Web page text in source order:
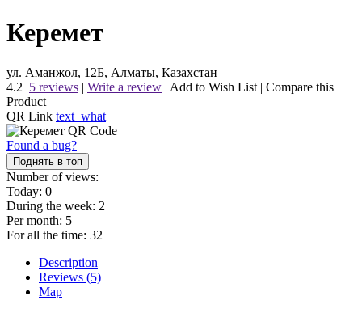
Керемет
ул. Аманжол, 12Б, Алматы, Казахстан
4.2 5 reviews | Write a review | Add to Wish List | Compare this
Product
QR Link text_what
Found a bug?
Поднять в топ
Number of views:
Today: 0
During the week: 2
Per month: 5
For all the time: 32
Description
Reviews (5)
Map